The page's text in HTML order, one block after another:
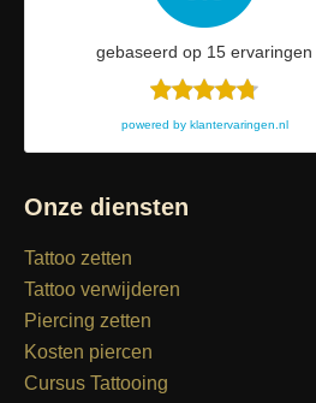
gebaseerd op 15 ervaringen
powered by klantervaringen.nl
Onze diensten
Tattoo zetten
Tattoo verwijderen
Piercing zetten
Kosten piercen
Cursus Tattooing